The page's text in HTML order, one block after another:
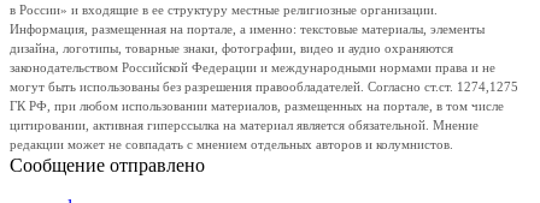
в России» и входящие в ее структуру местные религиозные организации.
Информация, размещенная на портале, а именно: текстовые материалы, элементы
дизайна, логотипы, товарные знаки, фотографии, видео и аудио охраняются
законодательством Российской Федерации и международными нормами права и не
могут быть использованы без разрешения правообладателей. Согласно ст.ст. 1274,1275
ГК РФ, при любом использовании материалов, размещенных на портале, в том числе
цитировании, активная гиперссылка на материал является обязательной. Мнение
редакции может не совпадать с мнением отдельных авторов и колумнистов.
Сообщение отправлено